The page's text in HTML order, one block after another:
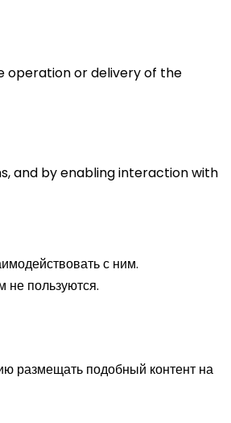
operation or delivery of the
and by enabling interaction with
с ним.
не пользуются.
размещать подобный контент на